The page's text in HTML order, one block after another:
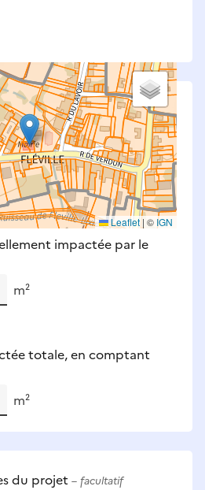
Leaflet | © IGN
aménagées par le projet
en compte : bâti, voirie,
et bassins — impacts
(travaux).
impactée par le
m²
totale, en comptant
m²
du projet – facultatif